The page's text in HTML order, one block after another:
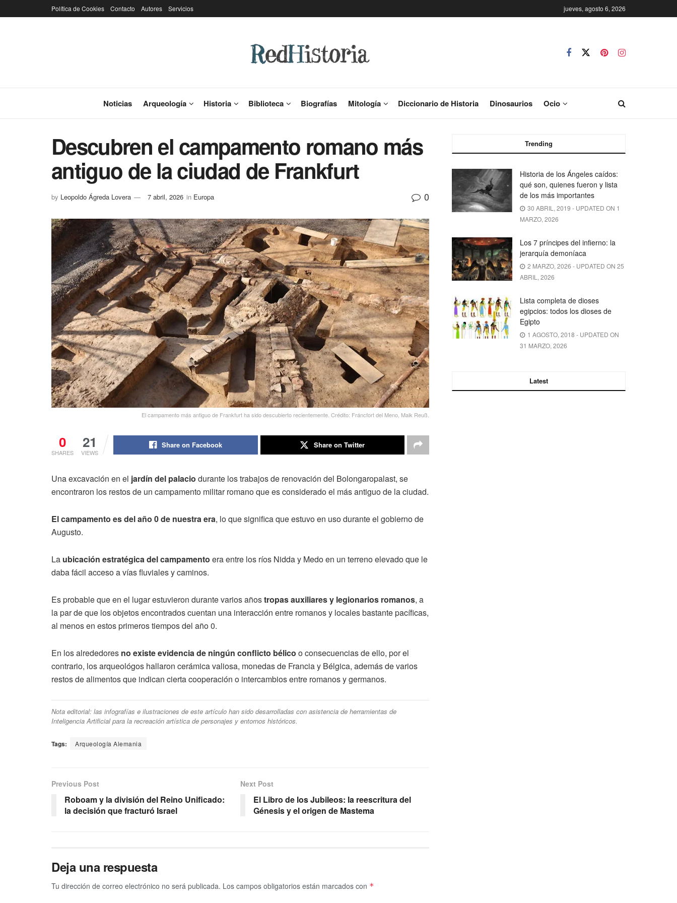
Política de Cookies Contacto Autores Servicios jueves, agosto 6, 2026
Noticias Arqueología Historia Biblioteca Biografías Mitología Diccionario de Historia Dinosaurios Ocio
Descubren el campamento romano más
antiguo de la ciudad de Frankfurt
by Leopoldo Ágreda Lovera 7 abril, 2026 in Europa 0
El campamento más antiguo de Frankfurt ha sido descubierto recientemente. Crédito: Fráncfort del Meno, Maik Reuß.
0
SHARES
21
VIEWS
Share on Facebook Share on Twitter
Una excavación en el jardín del palacio durante los trabajos de renovación del Bolongaropalast, se
encontraron los restos de un campamento militar romano que es considerado el más antiguo de la ciudad.
El campamento es del año 0 de nuestra era, lo que significa que estuvo en uso durante el gobierno de
Augusto.
La ubicación estratégica del campamento era entre los ríos Nidda y Medo en un terreno elevado que le
daba fácil acceso a vías fluviales y caminos.
Es probable que en el lugar estuvieron durante varios añostropas auxiliares y legionarios romanos, a
la par de que los objetos encontrados cuentan una interacción entre romanos y locales bastante pacíficas,
al menos en estos primeros tiempos del año 0.
En los alrededores no existe evidencia de ningún conflicto bélico o consecuencias de ello, por el
contrario, los arqueológos hallaron cerámica valiosa, monedas de Francia y Bélgica, además de varios
restos de alimentos que indican cierta cooperación o intercambios entre romanos y germanos.
Nota editorial: las infografías e ilustraciones de este artículo han sido desarrolladas con asistencia de herramientas de
Inteligencia Artificial para la recreación artística de personajes y entornos históricos.
Tags: Arqueología Alemania
Previous Post
Roboam y la división del Reino Unificado:
la decisión que fracturó Israel
Next Post
El Libro de los Jubileos: la reescritura del
Génesis y el origen de Mastema
Deja una respuesta
Tu dirección de correo electrónico no será publicada. Los campos obligatorios están marcados con *
Trending
Historia de los Ángeles caídos:
qué son, quienes fueron y lista
de los más importantes
30 ABRIL, 2019 - UPDATED ON 1
MARZO, 2026
Los 7 príncipes del infierno: la
jerarquía demoníaca
2 MARZO, 2026 - UPDATED ON 25
ABRIL, 2026
Lista completa de dioses
egipcios: todos los dioses de
Egipto
1 AGOSTO, 2018 - UPDATED ON
31 MARZO, 2026
Latest